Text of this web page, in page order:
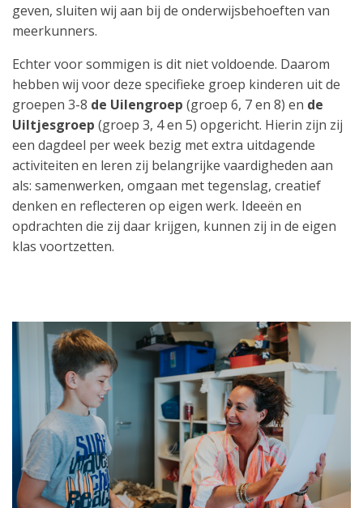
geven, sluiten wij aan bij de onderwijsbehoeften van
meerkunners.
Echter voor sommigen is dit niet voldoende. Daarom
hebben wij voor deze specifieke groep kinderen uit de
groepen 3-8 de Uilengroep (groep 6, 7 en 8) en de
Uiltjesgroep (groep 3, 4 en 5) opgericht. Hierin zijn zij
een dagdeel per week bezig met extra uitdagende
activiteiten en leren zij belangrijke vaardigheden aan
als: samenwerken, omgaan met tegenslag, creatief
denken en reflecteren op eigen werk. Ideeën en
opdrachten die zij daar krijgen, kunnen zij in de eigen
klas voortzetten.